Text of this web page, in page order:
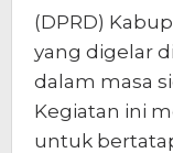
(DPRD)
yang digelar
dalam masa
Kegiatan ini
untuk